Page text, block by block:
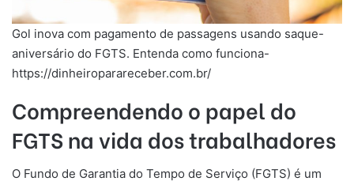
Gol inova com pagamento de passagens usando saque-
aniversário do FGTS. Entenda como funciona-
https://dinheiroparareceber.com.br/
Compreendendo o papel do
FGTS na vida dos trabalhadores
O Fundo de Garantia do Tempo de Serviço (FGTS) é um